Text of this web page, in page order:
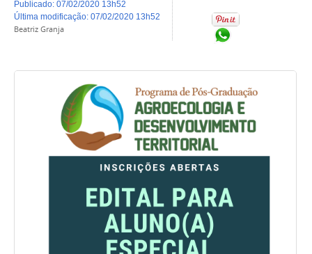
publicado: 07/02/2020 13h52
última modificação: 07/02/2020 13h52
Beatriz Granja